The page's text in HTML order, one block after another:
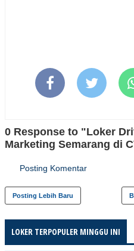
0 Response to "Loker
Marketing Semarang di
Posting Komentar
Posting Lebih Baru
LOKER TERPOPULER MINGGU INI